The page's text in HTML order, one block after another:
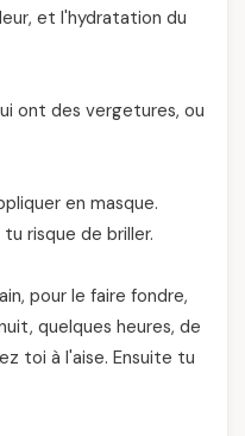
et l'hydratation du
ont des vergetures, ou
en masque.
risque de briller.
pour le faire fondre,
quelques heures, de
toi à l'aise. Ensuite tu